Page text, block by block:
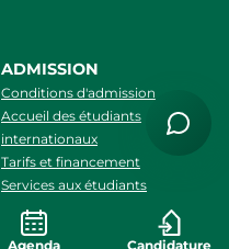
Agenda Candidature
ADMISSION
Conditions d'admission
Accueil des étudiants
internationaux
Tarifs et financement
Services aux étudiants
Apprendre une langue